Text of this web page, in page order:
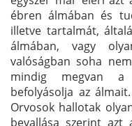
ébren álmában és
illetve tartalmát,
álmában, vagy
valóságban soha
mindig megvan a
befolyásolja az
Orvosok hallotak
bevallása szerint